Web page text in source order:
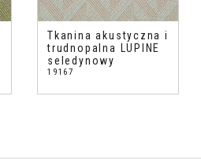
Tkanina akustyczna i
trudnopalna LUPINE
seledynowy
19167